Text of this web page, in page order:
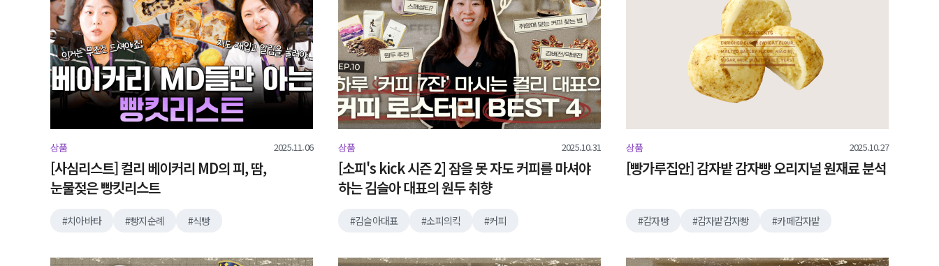
상품 2025.11.06
[사심리스트] 컬리 베이커리 MD의 피, 땀,
눈물젖은 빵킷리스트
치아바타 빵지순례 식빵
상품 2025.10.31
[소피's kick 시즌 2] 잠을 못 자도 커피를 마셔야
하는 김슬아 대표의 원두 취향
김슬아대표 소피의킥 커피
상품 2025.10.27
[빵가루집안] 감자밭 감자빵 오리지널 원재료 분석
감자빵 감자밭감자빵 카페감자밭